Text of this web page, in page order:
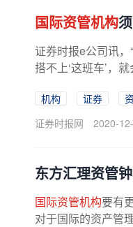
国际资管机构
证券时报e公司讯，
搭不上‘这班车’，
机构 证券
证券时报网
2020-
东方汇理资管钟
国际资管机构要有
对于国际的资产管